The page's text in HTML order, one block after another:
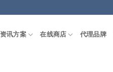
资讯方案 在线商店 代理品牌